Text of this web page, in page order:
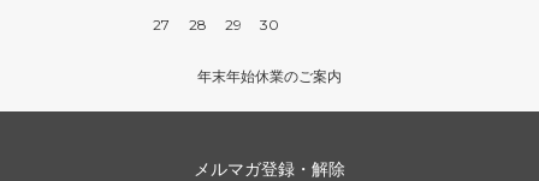
27
28 29 30
年末年始休業のご案内
メルマガ登録・解除